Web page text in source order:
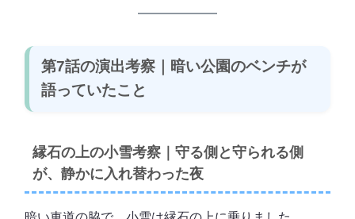
第7話の演出考察｜暗い公園のベンチが
語っていたこと
縁石の上の小雪考察｜守る側と守られる側
が、静かに入れ替わった夜